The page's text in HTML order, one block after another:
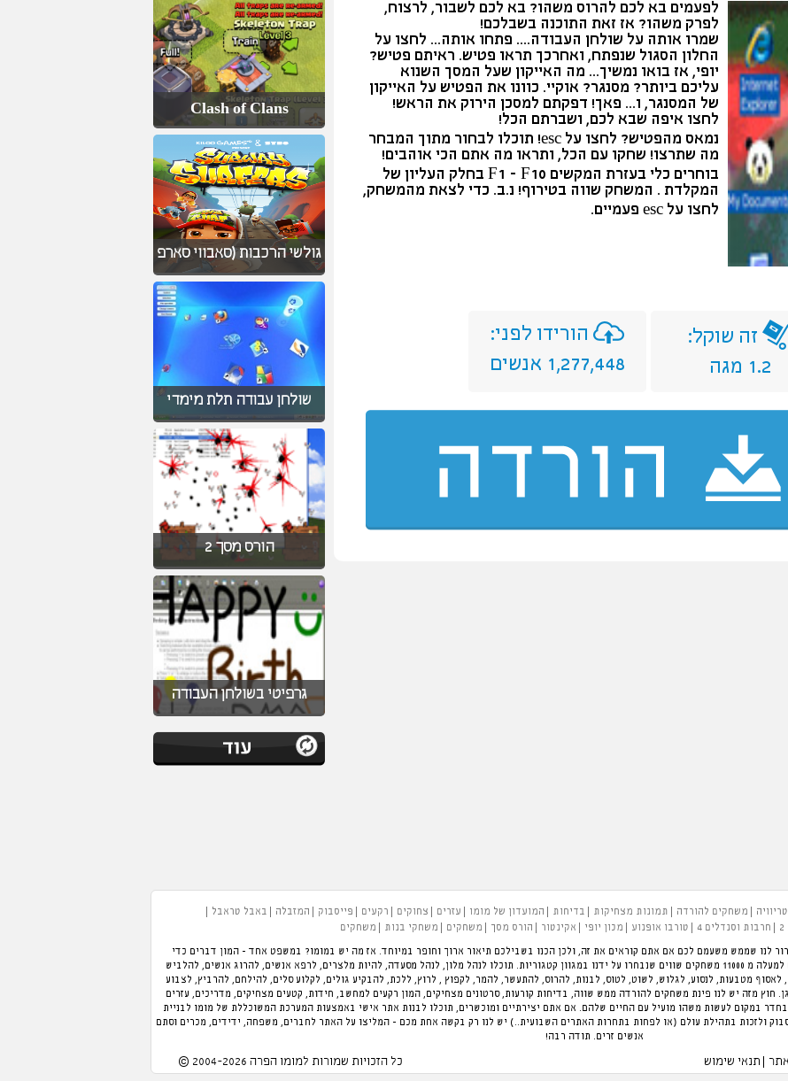
לפעמים בא לכם להרוס משהו? בא לכם לשבור, לרצוח,
לפרק משהו? אז זאת התוכנה בשבלכם!
שמרו אותה על שולחן העבודה.... פתחו אותה... לחצו על
החלון הסגול שנפתח, ואחרכך תראו פטיש. ראיתם פטיש?
יופי, אז בואו נמשיך... מה האייקון שעל המסך השנוא
עליכם ביותר? מסנגר? אוקיי. כוונו את הפטיש על האייקון
של המסנגר, ו... פאך! דפקתם למסכן הירוק את הראש!
לחצו איפה שבא לכם, ושברתם הכל!
נמאס מהפטיש? לחצו על esc! תוכלו לבחור מתוך המבחר
מה שתרצו! שחקו עם הכל, ותראו מה אתם הכי אוהבים!
בוחרים כלי בעזרת המקשים F1 - F10 בחלק העליון של
המקלדת . המשחק שווה בטירוף! נ.ב. כדי לצאת מהמשחק,
לחצו על esc פעמיים.
זה שוקל:
1.2 מגה
הורידו לפני:
1,277,448 אנשים
Clash of Clans
גולשי הרכבות (סאבווי סארפ
שולחן עבודה תלת מימדי
הורס מסך 2
גרפיטי בשולחן העבודה
טריוויה משחקים להורדה תמונות מצחיקות בדיחות המועדון של מומו עזרים צחוקים רקעים פייסבוק המזבלה
באבל טראבל
חרבות וסנדלים 4 טורבו אופנוע מכון יופי אקינטור הורס מסך משחקים משחקי בנות משחקים
לנו שממש משעמם לכם אם אתם קוראים את זה, ולכן הכנו בשבילכם תיאור ארוך וחופר במיוחד. אז מה יש במומו? במשפט אחד - המון דברים כדי
להעביר את הזמן בכיף. פינת המשחקים הגדולה בארץ עם למעלה מ 11000 משחקים שווים שנבחרו על ידנו במגוון קטגוריות. תוכלו לנהל מלון, לנהל מסעדה, להיות מלצרים, לרפא אנשים, להרוג אנשים, להלביש
לאסוף מטבעות, לנסוע, לגלוש, לשוט, לטוס, לבנות, להרוס, להתעשר, להמר, לקפוץ , לרוץ, ללכת, להבקיע גולים, לקלוע סלים, להילחם, להרביץ, לצבוע
חוץ מזה יש לנו פינת משחקים להורדה ממש שווה, בדיחות קורעות, סרטונים מצחיקים, המון רקעים למחשב, חידות, קטעים מצחיקים, מדריכים, עזרים
במקום לעשות משהו מועיל עם החיים שלהם. אם אתם יצירתיים ומוכשרים, תוכלו לבנות אתר אישי באמצעות המערכת המשוכללת של מומו לבניית
ולזכות בתהילת עולם (או לפחות בתחרות האתרים השבועית..) יש לנו רק בקשה אחת מכם - המליצו על האתר לחברים, משפחה, ידידים, מכרים וסתם
אנשים זרים. תודה רבה!
תנאי שימוש כל הזכויות שמורות למומו הפרה 2004-2026 ©